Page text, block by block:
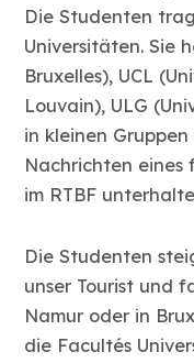
Die Studenten
Universitäten. Sie
Bruxelles), UCL
Louvain), ULG
in kleinen
Nachrichten eines
im RTBF
Die Studenten
unser Tourist und
Namur oder in
die Facultés